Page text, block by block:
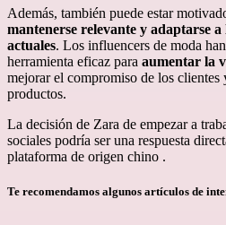
Además, también puede estar
mantenerse relevante y adaptarse a
actuales. Los influencers de moda
herramienta eficaz para aumentar la
mejorar el compromiso de los clientes
productos.
La decisión de Zara de empezar a
sociales podría ser una respuesta
plataforma de origen chino .
Te recomendamos algunos artículos de